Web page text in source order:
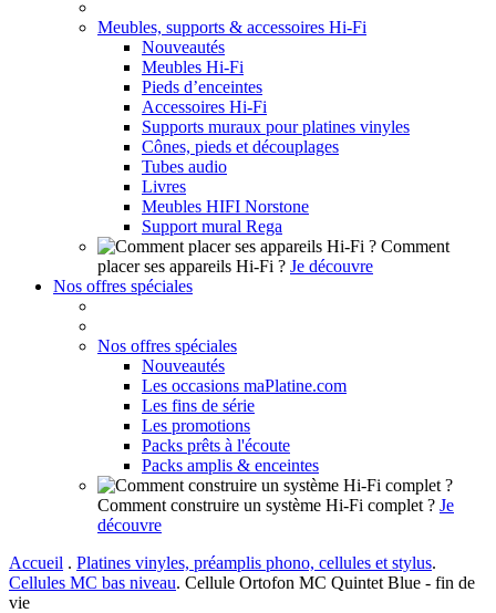
Meubles, supports & accessoires Hi-Fi
Nouveautés
Meubles Hi-Fi
Pieds d’enceintes
Accessoires Hi-Fi
Supports muraux pour platines vinyles
Cônes, pieds et découplages
Tubes audio
Livres
Meubles HIFI Norstone
Support mural Rega
Comment
placer ses appareils Hi-Fi ? Je découvre
Nos offres spéciales
Nos offres spéciales
Nouveautés
Les occasions maPlatine.com
Les fins de série
Les promotions
Packs prêts à l'écoute
Packs amplis & enceintes
Comment construire un système Hi-Fi complet ? Je
découvre
Accueil . Platines vinyles, préamplis phono, cellules et stylus.
Cellules MC bas niveau. Cellule Ortofon MC Quintet Blue - fin de
vie